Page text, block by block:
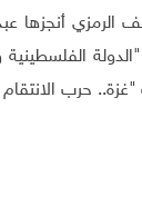
أنجزها عبد
"غزة.. حرب